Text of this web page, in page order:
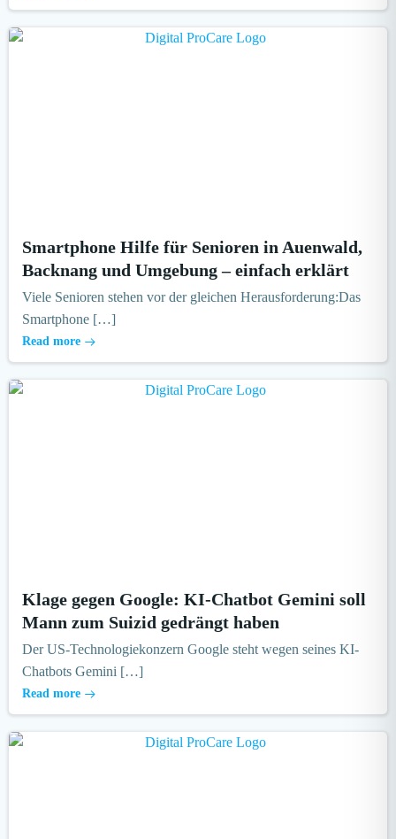
Smartphone Hilfe für Senioren in Auenwald,
Backnang und Umgebung – einfach erklärt
Viele Senioren stehen vor der gleichen Herausforderung:Das
Smartphone […]
Read more
Klage gegen Google: KI-Chatbot Gemini soll
Mann zum Suizid gedrängt haben
Der US-Technologiekonzern Google steht wegen seines KI-
Chatbots Gemini […]
Read more